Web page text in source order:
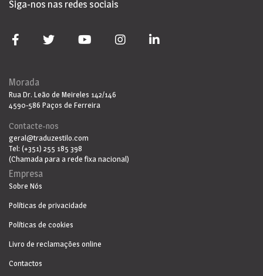
Siga-nos nas redes sociais
Morada
Rua Dr. Leão de Meireles 142/146
4590-586 Paços de Ferreira
Contacte-nos
geral@traduzestilo.com
Tel: (+351) 255 185 398
(Chamada para a rede fixa nacional)
Empresa
Sobre Nós
Políticas de privacidade
Políticas de cookies
Livro de reclamações online
Contactos